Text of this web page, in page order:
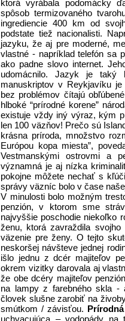
ktorá vyrábala podomácky
spôsob termizovaného
ingrediencie 400 km od
podstate tiež nacionalisti.
jazyku, že aj pre moderné,
vlastné - napríklad telefón sa
ako padne slovo internet.
udomácnilo. Jazyk je taký
manuskriptov v Reykjavíku
bez problémov čítajú
hlboké “prírodné korene”
existuje vždy iný výraz, kým
len 100 väzňov! Prečo sú
krásna príroda, množstvo
Európou kopa miesta”,
Vestmanskými ostrovmi a
významná je aj nízka
pokojne môžete nechať s
správy väzníc bolo v čase
V minulosti bolo možným
penzión, v ktorom sme
najvyššie poschodie niekoľko
ženu, ktorá zavraždila
väzenie pre ženy. O tejto
neskoršej návšteve jednej
išlo jednu z dcér majiteľov
okrem vizitky darovala aj
že obe dcéry majiteľov
na lampy z farebného skla
človek slušne zarobiť na
smútkom / závisťou.
uchvacujúca – vodopády na